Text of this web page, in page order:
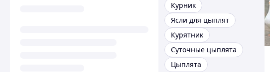
Курник
Ясли для цыплят
Курятник
Суточные цыплята
Цыплята